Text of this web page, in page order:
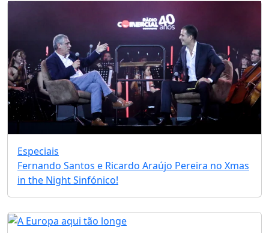
Especiais
Fernando Santos e Ricardo Araújo Pereira no Xmas
in the Night Sinfónico!